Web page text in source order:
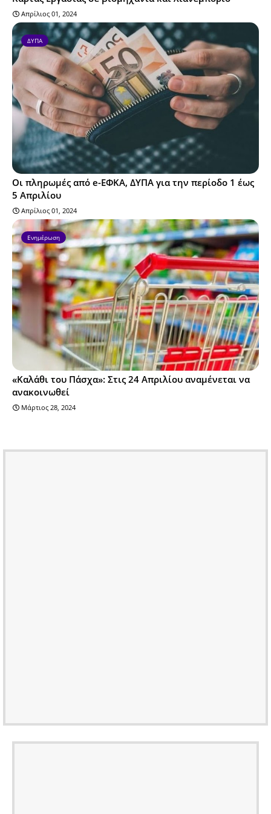
Απρίλιος 01, 2024
ΔΥΠΑ
Οι πληρωμές από e-ΕΦΚΑ, ΔΥΠΑ για την περίοδο 1 έως
5 Απριλίου
Απρίλιος 01, 2024
Ενημέρωση
«Καλάθι του Πάσχα»: Στις 24 Απριλίου αναμένεται να
ανακοινωθεί
Μάρτιος 28, 2024